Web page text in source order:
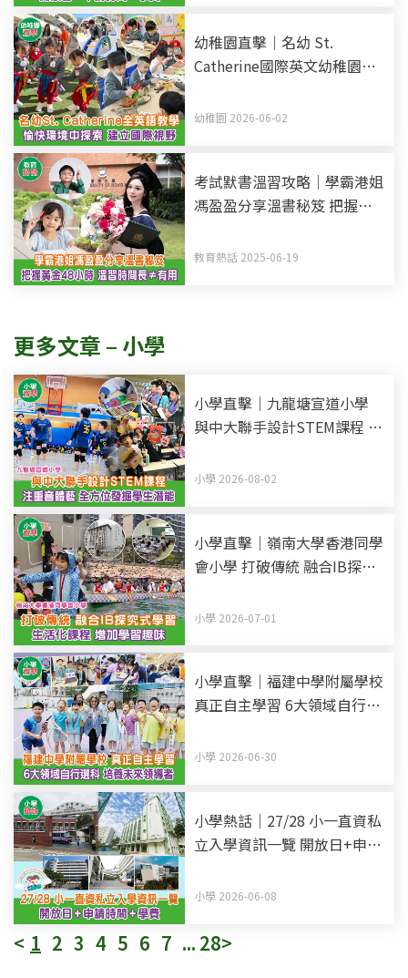
幼稚園直擊｜名幼 St.
Catherine國際英文幼稚園暨
中探索 建立國際視野
幼稚園 2026-06-02
考試默書溫習攻略｜學霸港姐
馮盈盈分享溫書秘笈 把握黃
不等於有用
教育熱話 2025-06-19
更多文章 – 小學
小學直擊｜九龍塘宣道小學
與中大聯手設計STEM課程 注
能
小學 2026-08-02
小學直擊｜嶺南大學香港同學
會小學 打破傳統 融合IB探究
趣味
小學 2026-07-01
小學直擊｜福建中學附屬學校
真正自主學習 6大領域自行選
小學 2026-06-30
小學熱話｜27/28 小一直資私
立入學資訊一覽 開放日+申請
小學 2026-06-08
< 1 2 3 4 5 6 7 ... 28>